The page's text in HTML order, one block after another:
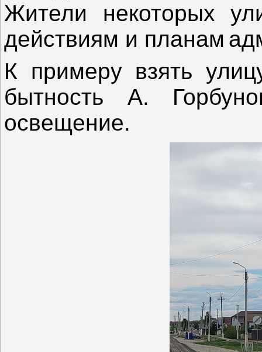
Жители некоторых
действиям и планам
К примеру взять
бытность А.
освещение.